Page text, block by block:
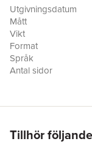
is generally held to
'hidden hand' of
Utgivningsdatum
Mått
Vikt
Format
Språk
Antal sidor
Tillhör